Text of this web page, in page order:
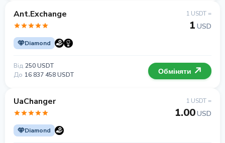
Ant.Exchange
Diamond
1 USDT =
1 USD
Від 250 USDT
До 16 837 458 USDT Обміняти
UaChanger
Diamond
1 USDT =
1.00USD